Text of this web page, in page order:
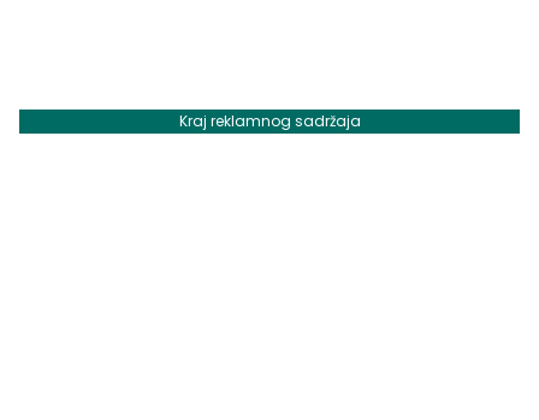
Kraj reklamnog sadržaja